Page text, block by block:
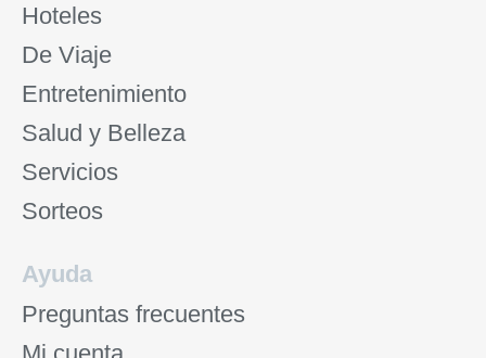
Hoteles
De Viaje
Entretenimiento
Salud y Belleza
Servicios
Sorteos
Ayuda
Preguntas frecuentes